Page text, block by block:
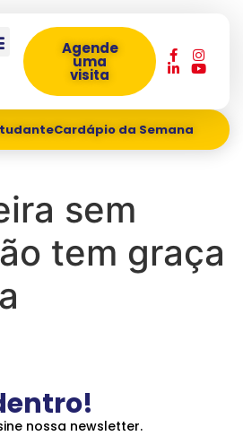
Agende
uma
visita
Cardápio da Semana
sem
tem graça
nossa newsletter.